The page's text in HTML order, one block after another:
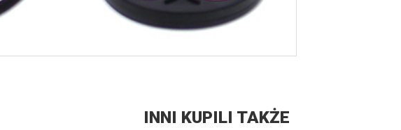
INNI KUPILI TAKŻE